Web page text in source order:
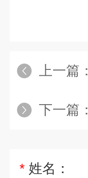
上一篇：
下一篇：
* 姓名：